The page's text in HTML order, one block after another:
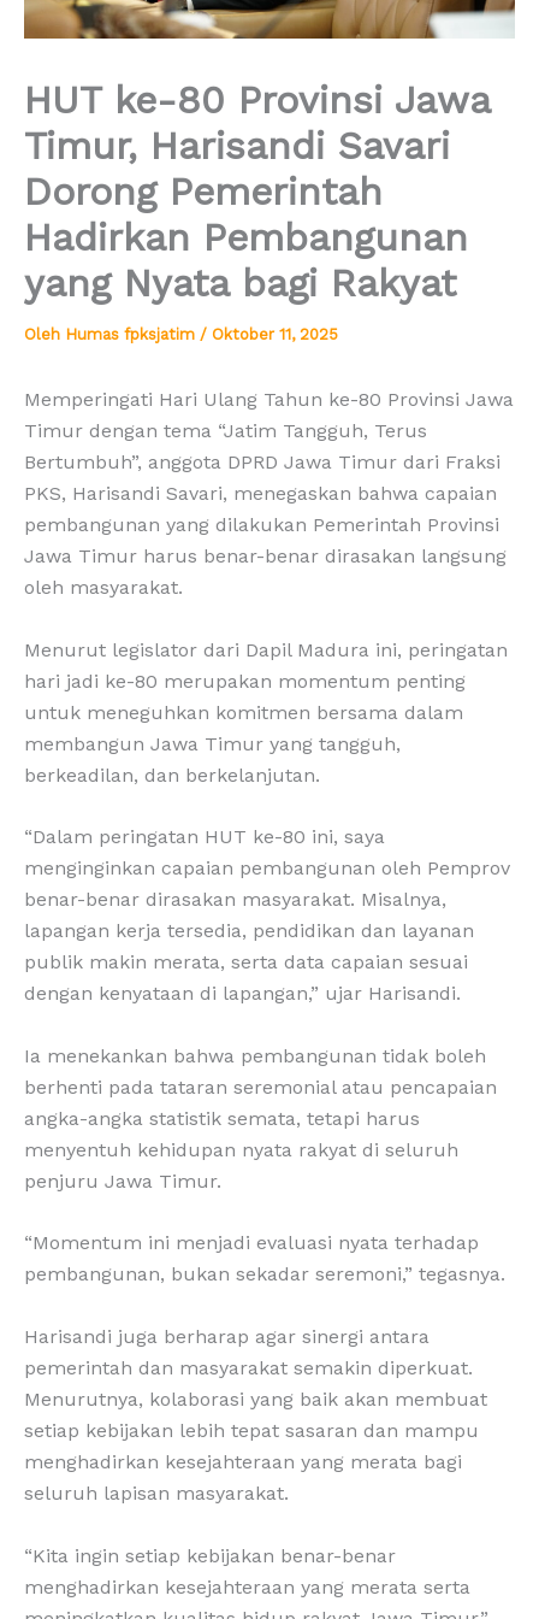
HUT ke-80 Provinsi Jawa
Timur, Harisandi Savari
Dorong Pemerintah
Hadirkan Pembangunan
yang Nyata bagi Rakyat
Oleh Humas fpksjatim / Oktober 11, 2025
Memperingati Hari Ulang Tahun ke-80 Provinsi Jawa
Timur dengan tema “Jatim Tangguh, Terus
Bertumbuh”, anggota DPRD Jawa Timur dari Fraksi
PKS, Harisandi Savari, menegaskan bahwa capaian
pembangunan yang dilakukan Pemerintah Provinsi
Jawa Timur harus benar-benar dirasakan langsung
oleh masyarakat.
Menurut legislator dari Dapil Madura ini, peringatan
hari jadi ke-80 merupakan momentum penting
untuk meneguhkan komitmen bersama dalam
membangun Jawa Timur yang tangguh,
berkeadilan, dan berkelanjutan.
“Dalam peringatan HUT ke-80 ini, saya
menginginkan capaian pembangunan oleh Pemprov
benar-benar dirasakan masyarakat. Misalnya,
lapangan kerja tersedia, pendidikan dan layanan
publik makin merata, serta data capaian sesuai
dengan kenyataan di lapangan,” ujar Harisandi.
Ia menekankan bahwa pembangunan tidak boleh
berhenti pada tataran seremonial atau pencapaian
angka-angka statistik semata, tetapi harus
menyentuh kehidupan nyata rakyat di seluruh
penjuru Jawa Timur.
“Momentum ini menjadi evaluasi nyata terhadap
pembangunan, bukan sekadar seremoni,” tegasnya.
Harisandi juga berharap agar sinergi antara
pemerintah dan masyarakat semakin diperkuat.
Menurutnya, kolaborasi yang baik akan membuat
setiap kebijakan lebih tepat sasaran dan mampu
menghadirkan kesejahteraan yang merata bagi
seluruh lapisan masyarakat.
“Kita ingin setiap kebijakan benar-benar
menghadirkan kesejahteraan yang merata serta